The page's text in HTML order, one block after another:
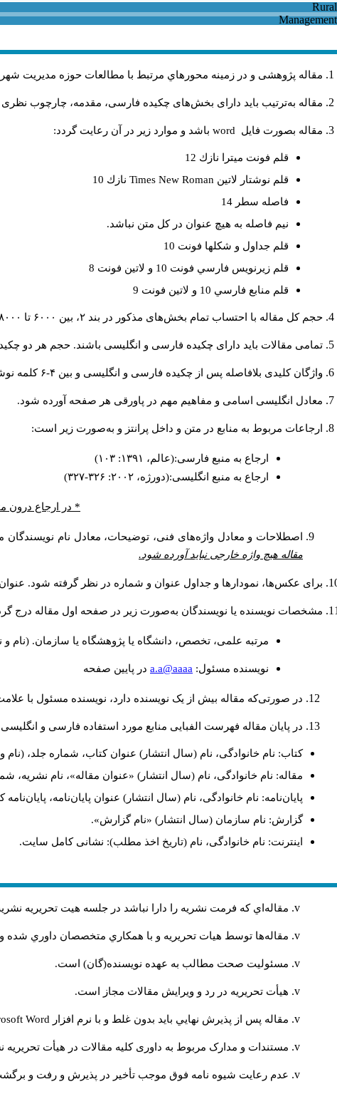
مقاله پژوهشی و در زمینه محورهاي مرتبط با مطالعات حوزه مديريت
مقاله به‌ترتیب باید دارای بخش‌های چکیده فارسی، مقدمه، چارچوب نظری
مقاله بصورت فايل word باشد و موارد زير در آن رعايت گردد:
قلم فونت ميترا نازك 12
قلم نوشتار لاتين Times New Roman نازك 10
فاصله سطر 14
نيم فاصله به هيچ عنوان در كل متن نباشد.
قلم جداول و شكلها فونت 10
قلم زيرنويس فارسي فونت 10 و لاتين فونت 8
قلم منابع فارسي 10 و لاتين فونت 9
حجم کل مقاله با احتساب تمام بخش‌های مذکور در بند ۲، بین ۶۰۰۰ تا ۸۰۰۰کلمه باشد.
تمامی مقالات باید دارای چکیده فارسی و انگلیسی باشند. حجم هر دو چکیده کمتر از ۲۰۰ و بیشتر از
واژگان کلیدی بلافاصله پس از چکیده فارسی و انگلیسی و بین ۴-۶ کلمه نوشته شود.
معادل انگلیسی اسامی و مفاهیم مهم در پاورقی هر صفحه آورده شود.
ارجاعات مربوط به منابع در متن و داخل پرانتز و به‌صورت زیر است:
ارجاع به منبع فارسی:(عالم، ۱۳۹۱: ۱۰۳)
ارجاع به منبع انگلیسی:(دورژه، ۲۰۰۲: ۳۲۶-۳۲۷)
* در ارجاع درون
اصطلاحات و معادل واژه‌های فنی، توضیحات، معادل نام
مقاله هیچ واژه خارجی نباید آورده شود.
برای عکس‌ها، نمودارها و جداول عنوان و شماره در نظر گرفته شود.
مشخصات نویسنده یا نویسندگان به‌صورت زیر در صفحه اول مقاله درج
مرتبه علمی، تخصص، دانشگاه یا پژوهشگاه یا سازمان. (نام
نويسنده مسئول: a.a@aaaa در پايين صفحه
در صورتی‌که مقاله بیش از یک نویسنده دارد، نویسنده مسئول با
در پایان مقاله فهرست الفبایی منابع مورد استفاده فارسی و
کتاب: نام خانوادگی، نام (سال انتشار) عنوان کتاب، شماره جلد،
مقاله: نام خانوادگی، نام (سال انتشار) «عنوان مقاله»، نام نشریه،
پایان‌نامه: نام خانوادگی، نام (سال انتشار) عنوان پایان‌نامه،
گزارش: نام سازمان (سال انتشار) «نام گزارش».
اینترنت: نام خانوادگی، نام (تاریخ اخذ مطلب): نشانی کامل سایت.
مقاله‌اي كه فرمت نشريه را دارا نباشد در جلسه هيت تحريريه
مقاله‌ها توسط هیات تحريريه و با همکاري متخصصان داوري
مسئوليت صحت مطالب به عهده نويسنده(گان) است.
هيأت تحريريه در رد و ويرايش مقالات مجاز است.
مقاله پس از پذيرش نهايي باید بدون غلط و با نرم افزار Word
مستندات و مدارک مربوط به داوری کلیه مقالات در هیأت تحریریه
عدم رعایت شیوه نامه فوق موجب تأخیر در پذیرش و رفت و